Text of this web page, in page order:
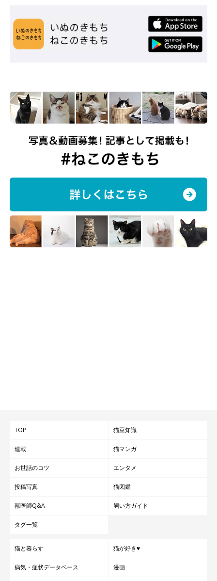
TOP 猫豆知識
連載 猫マンガ
お世話のコツ エンタメ
投稿写真 猫図鑑
獣医師Q&A 飼い方ガイド
タグ一覧
猫と暮らす 猫が好き♥
病気・症状データベース 漫画